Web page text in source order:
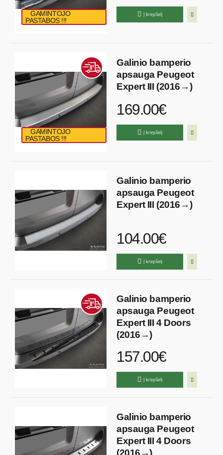
GAMINTOJO
PASTABOS !!!
Į krepšelį
GAMINTOJO
PASTABOS !!!
Galinio bamperio
apsauga Peugeot
Expert III (2016→)
169.00€
Į krepšelį
Galinio bamperio
apsauga Peugeot
Expert III (2016→)
104.00€
Į krepšelį
Galinio bamperio
apsauga Peugeot
Expert III 4 Doors
(2016→)
157.00€
Į krepšelį
Galinio bamperio
apsauga Peugeot
Expert III 4 Doors
(2016→)